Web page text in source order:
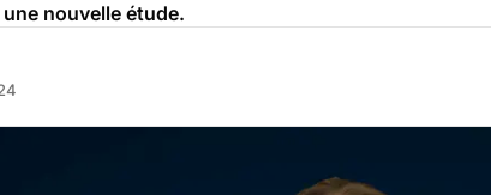
nouvelle étude.